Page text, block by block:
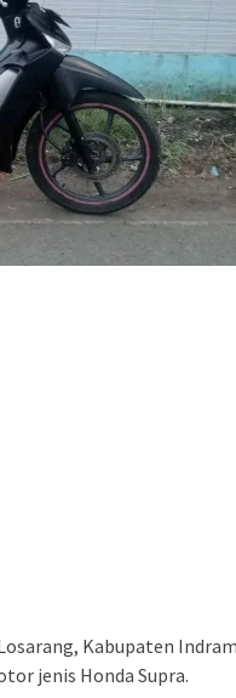
Kabupaten
jenis Honda Supra.